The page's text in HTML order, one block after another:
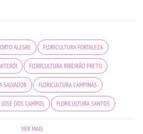
ALEGRE FLORICULTURA FORTALEZA
FLORICULTURA RIBEIRÃO PRETO
SALVADOR FLORICULTURA CAMPINAS
DOS CAMPOS FLORICULTURA SANTOS
VER MAIS